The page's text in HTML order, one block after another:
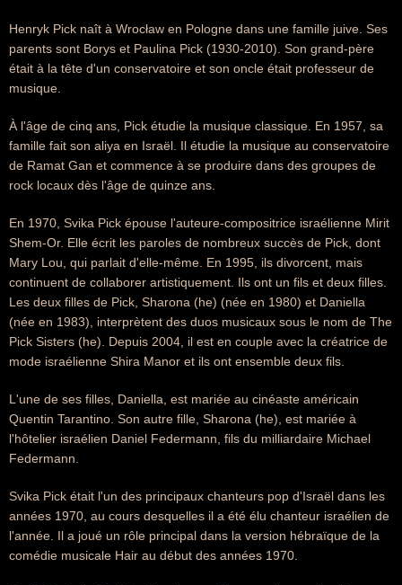
Henryk Pick naît à Wrocław en Pologne dans une famille juive. Ses
parents sont Borys et Paulina Pick (1930-2010). Son grand-père
était à la tête d'un conservatoire et son oncle était professeur de
musique.
À l'âge de cinq ans, Pick étudie la musique classique. En 1957, sa
famille fait son aliya en Israël. Il étudie la musique au conservatoire
de Ramat Gan et commence à se produire dans des groupes de
rock locaux dès l'âge de quinze ans.
En 1970, Svika Pick épouse l'auteure-compositrice israélienne Mirit
Shem-Or. Elle écrit les paroles de nombreux succès de Pick, dont
Mary Lou, qui parlait d'elle-même. En 1995, ils divorcent, mais
continuent de collaborer artistiquement. Ils ont un fils et deux filles.
Les deux filles de Pick, Sharona (he) (née en 1980) et Daniella
(née en 1983), interprètent des duos musicaux sous le nom de The
Pick Sisters (he). Depuis 2004, il est en couple avec la créatrice de
mode israélienne Shira Manor et ils ont ensemble deux fils.
L'une de ses filles, Daniella, est mariée au cinéaste américain
Quentin Tarantino. Son autre fille, Sharona (he), est mariée à
l'hôtelier israélien Daniel Federmann, fils du milliardaire Michael
Federmann.
Svika Pick était l'un des principaux chanteurs pop d'Israël dans les
années 1970, au cours desquelles il a été élu chanteur israélien de
l'année. Il a joué un rôle principal dans la version hébraïque de la
comédie musicale Hair au début des années 1970.